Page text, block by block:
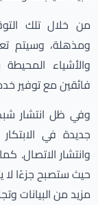
من خلال تلك
ومذهلة، وسيتم
والأشياء
فائقين مع توفير
وفي ظل انتشار
جديدة في
وانتشار الاتصال.
حيث ستصبح جزءًا لا
مزيد من البيانات